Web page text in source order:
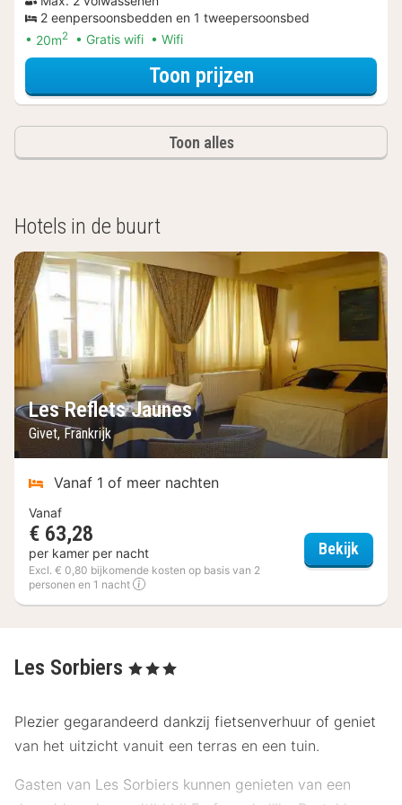
2 eenpersoonsbedden en 1 tweepersoonsbed
20m2 Gratis wifi Wifi
Toon prijzenvoor Superior
Toon alles
Hotels in de buurt
Les Reflets Jaunes
Givet, Frankrijk
Vanaf 1 of meer nachten
Vanaf
€ 63,28
per kamer per nacht
Excl. € 0,80 bijkomende kosten op basis van 2
personen en 1 nacht
Bekijk
Les Sorbiers , 3 Sterren
Plezier gegarandeerd dankzij fietsenverhuur of geniet
van het uitzicht vanuit een terras en een tuin.
Gasten van Les Sorbiers kunnen genieten van een